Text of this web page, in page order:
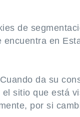
de
en
da su
sitio que está
por si